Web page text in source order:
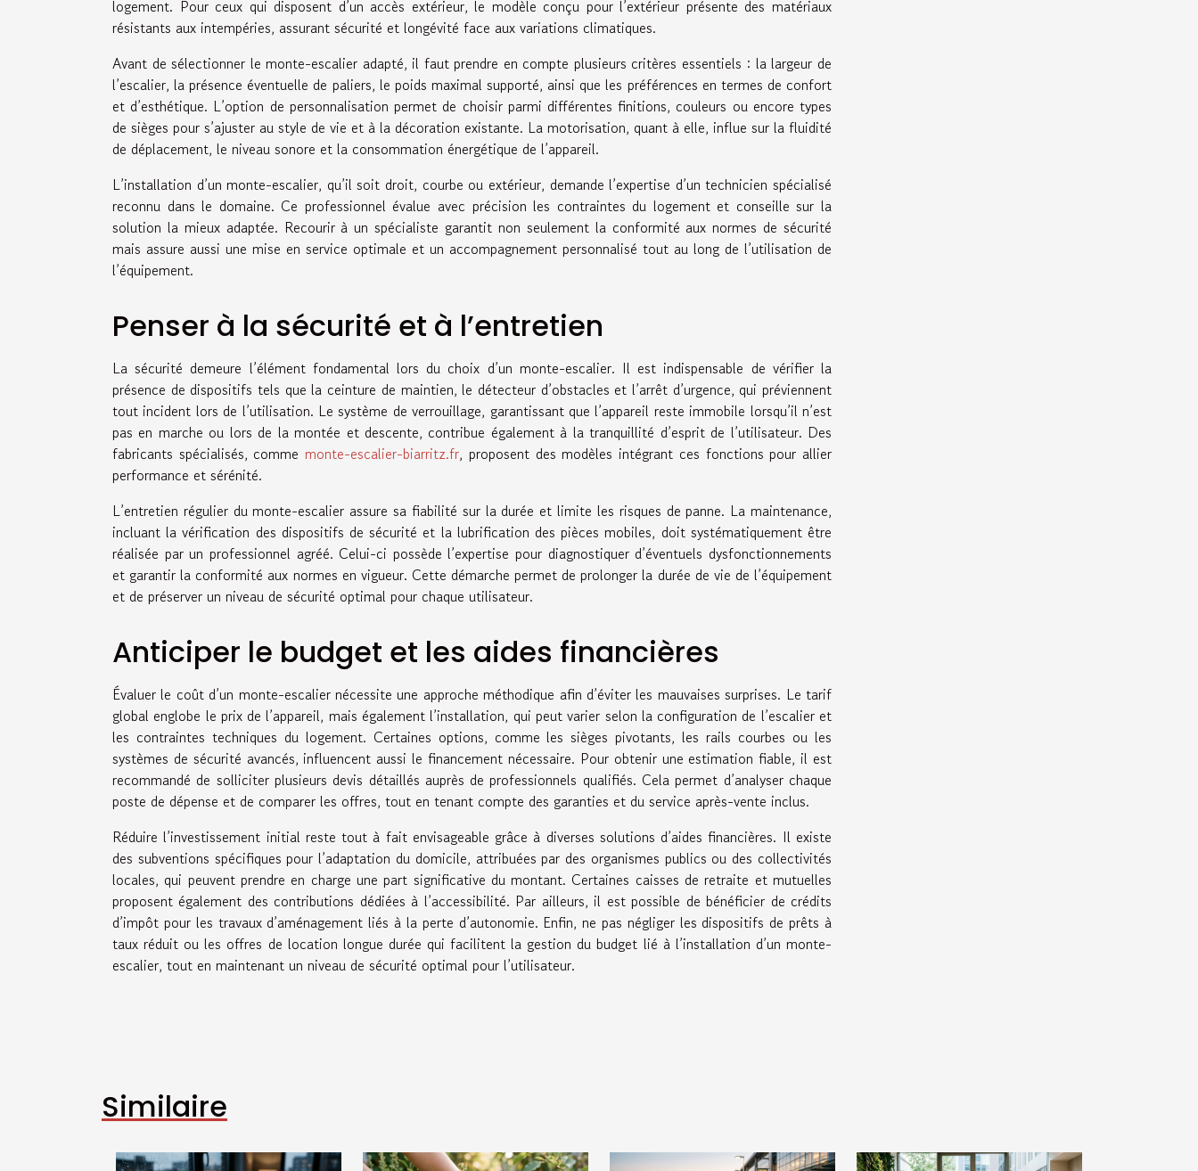
logement. Pour ceux qui disposent d’un accès extérieur, le modèle conçu pour l’extérieur présente des matériaux
résistants aux intempéries, assurant sécurité et longévité face aux variations climatiques.
Avant de sélectionner le monte-escalier adapté, il faut prendre en compte plusieurs critères essentiels : la largeur de
l’escalier, la présence éventuelle de paliers, le poids maximal supporté, ainsi que les préférences en termes de confort
et d’esthétique. L’option de personnalisation permet de choisir parmi différentes finitions, couleurs ou encore types
de sièges pour s’ajuster au style de vie et à la décoration existante. La motorisation, quant à elle, influe sur la fluidité
de déplacement, le niveau sonore et la consommation énergétique de l’appareil.
L’installation d’un monte-escalier, qu’il soit droit, courbe ou extérieur, demande l’expertise d’un technicien spécialisé
reconnu dans le domaine. Ce professionnel évalue avec précision les contraintes du logement et conseille sur la
solution la mieux adaptée. Recourir à un spécialiste garantit non seulement la conformité aux normes de sécurité
mais assure aussi une mise en service optimale et un accompagnement personnalisé tout au long de l’utilisation de
l’équipement.
Penser à la sécurité et à l’entretien
La sécurité demeure l’élément fondamental lors du choix d’un monte-escalier. Il est indispensable de vérifier la
présence de dispositifs tels que la ceinture de maintien, le détecteur d’obstacles et l’arrêt d’urgence, qui préviennent
tout incident lors de l’utilisation. Le système de verrouillage, garantissant que l’appareil reste immobile lorsqu’il n’est
pas en marche ou lors de la montée et descente, contribue également à la tranquillité d’esprit de l’utilisateur. Des
fabricants spécialisés, comme monte-escalier-biarritz.fr, proposent des modèles intégrant ces fonctions pour allier
performance et sérénité.
L’entretien régulier du monte-escalier assure sa fiabilité sur la durée et limite les risques de panne. La maintenance,
incluant la vérification des dispositifs de sécurité et la lubrification des pièces mobiles, doit systématiquement être
réalisée par un professionnel agréé. Celui-ci possède l’expertise pour diagnostiquer d’éventuels dysfonctionnements
et garantir la conformité aux normes en vigueur. Cette démarche permet de prolonger la durée de vie de l’équipement
et de préserver un niveau de sécurité optimal pour chaque utilisateur.
Anticiper le budget et les aides financières
Évaluer le coût d’un monte-escalier nécessite une approche méthodique afin d’éviter les mauvaises surprises. Le tarif
global englobe le prix de l’appareil, mais également l’installation, qui peut varier selon la configuration de l’escalier et
les contraintes techniques du logement. Certaines options, comme les sièges pivotants, les rails courbes ou les
systèmes de sécurité avancés, influencent aussi le financement nécessaire. Pour obtenir une estimation fiable, il est
recommandé de solliciter plusieurs devis détaillés auprès de professionnels qualifiés. Cela permet d’analyser chaque
poste de dépense et de comparer les offres, tout en tenant compte des garanties et du service après-vente inclus.
Réduire l’investissement initial reste tout à fait envisageable grâce à diverses solutions d’aides financières. Il existe
des subventions spécifiques pour l’adaptation du domicile, attribuées par des organismes publics ou des collectivités
locales, qui peuvent prendre en charge une part significative du montant. Certaines caisses de retraite et mutuelles
proposent également des contributions dédiées à l’accessibilité. Par ailleurs, il est possible de bénéficier de crédits
d’impôt pour les travaux d’aménagement liés à la perte d’autonomie. Enfin, ne pas négliger les dispositifs de prêts à
taux réduit ou les offres de location longue durée qui facilitent la gestion du budget lié à l’installation d’un monte-
escalier, tout en maintenant un niveau de sécurité optimal pour l’utilisateur.
Similaire